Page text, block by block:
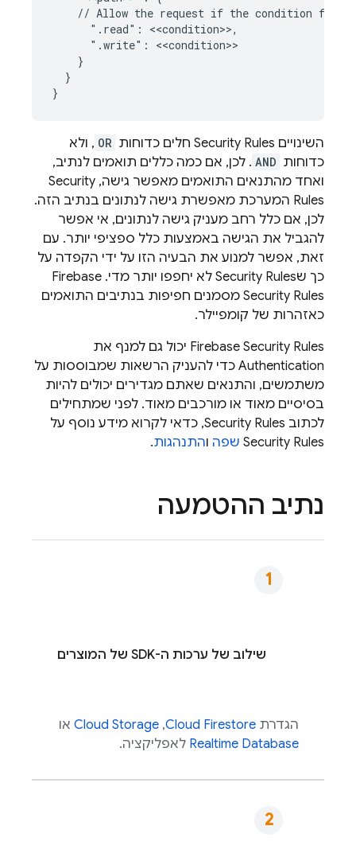
// Allow the request if the condition for
      ".read": <<condition>>,
      ".write": <<condition>>
    }
  }
השינויים Security Rules חלים כדוחות OR , ולא
כדוחות AND . לכן, אם כמה כללים תואמים לנתיב,
ואחד מהתנאים התואמים מאפשר גישה, Security
Rules המערכת מאפשרת גישה לנתונים בנתיב הזה.
לכן, אם כלל רחב מעניק גישה לנתונים, אי אפשר
להגביל את הגישה באמצעות כלל ספציפי יותר. עם
זאת, אפשר למנוע את הבעיה הזו על ידי הקפדה על
כך שSecurity Rules לא יחפפו יותר מדי. Firebase
Security Rules מסמנים חפיפות בנתיבים התואמים
כאזהרות של קומפיילר.
Firebase Security Rules יכול גם למנף את
Authentication כדי להעניק הרשאות שמבוססות על
משתמשים, והתנאים שאתם מגדירים יכולים להיות
בסיסיים מאוד או מורכבים מאוד. לפני שמתחילים
לכתוב Security Rules, כדאי לקרוא מידע נוסף על
Security Rules שפה והתנהגות.
נתיב ההטמעה
שילוב של ערכות ה-SDK של המוצרים
הגדרת Cloud Firestore
,‏
Cloud Storage או
Realtime Database לאפליקציה.